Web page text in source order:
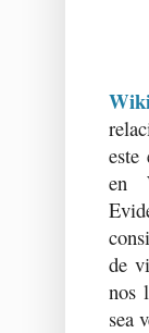
este
en
de
nos
sea